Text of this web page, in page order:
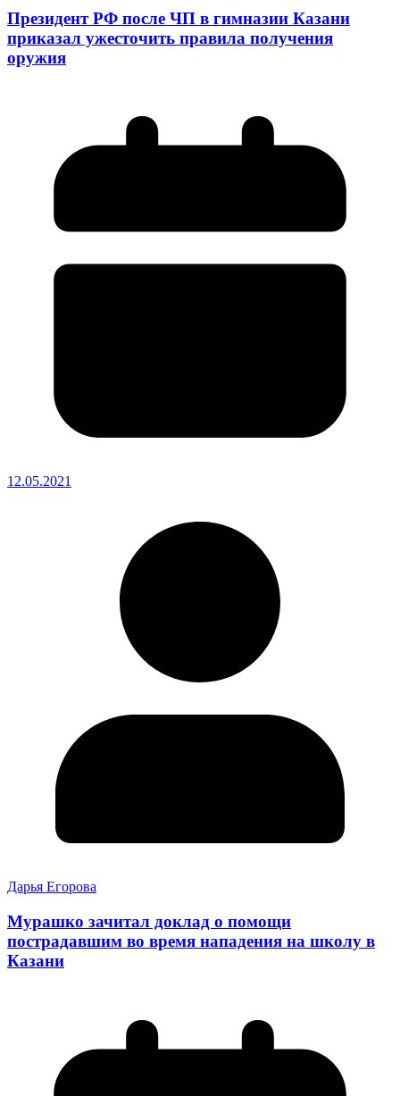
Президент РФ после ЧП в гимназии Казани
приказал ужесточить правила получения
оружия
12.05.2021
Дарья Егорова
Мурашко зачитал доклад о помощи
пострадавшим во время нападения на школу в
Казани